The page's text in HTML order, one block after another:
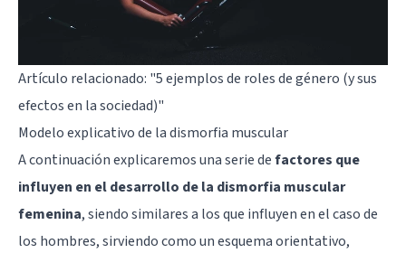
Artículo relacionado: "5 ejemplos de roles de género (y sus
efectos en la sociedad)"
Modelo explicativo de la dismorfia muscular
A continuación explicaremos una serie defactores que
influyen en el desarrollo de la dismorfia muscular
femenina, siendo similares a los que influyen en el caso de
los hombres, sirviendo como un esquema orientativo,